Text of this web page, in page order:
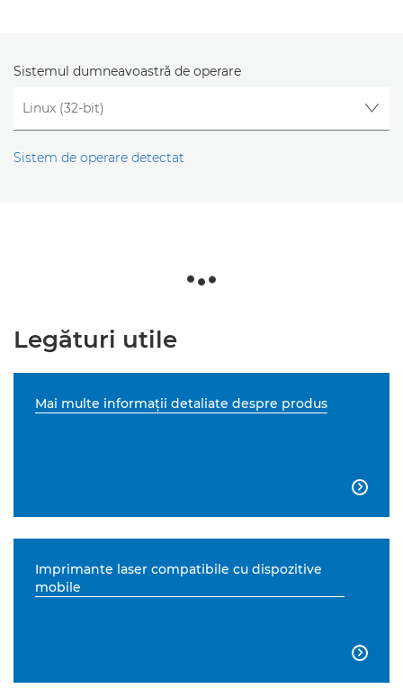
Sistemul dumneavoastră de operare
Sistem de operare detectat
Legături utile
Mai multe informaţii detaliate despre produs

Imprimante laser compatibile cu dispozitive
mobile
